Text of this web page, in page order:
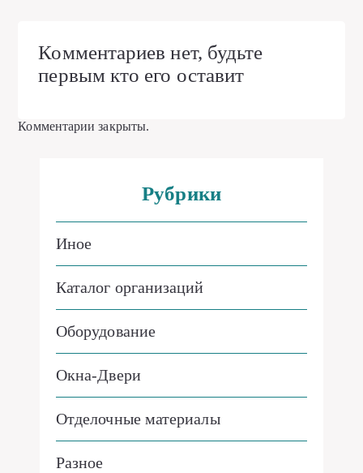
Комментариев нет, будьте
первым кто его оставит
Комментарии закрыты.
Рубрики
Иное
Каталог организаций
Оборудование
Окна-Двери
Отделочные материалы
Разное